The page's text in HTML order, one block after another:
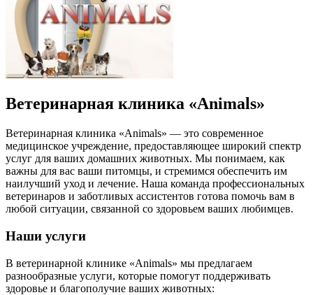
Ветеринарная клиника «Animals»
Ветеринарная клиника «Animals» — это современное
медицинское учреждение, предоставляющее широкий спектр
услуг для ваших домашних животных. Мы понимаем, как
важны для вас ваши питомцы, и стремимся обеспечить им
наилучший уход и лечение. Наша команда профессиональных
ветеринаров и заботливых ассистентов готова помочь вам в
любой ситуации, связанной со здоровьем ваших любимцев.
Наши услуги
В ветеринарной клинике «Animals» мы предлагаем
разнообразные услуги, которые помогут поддерживать
здоровье и благополучие ваших животных: